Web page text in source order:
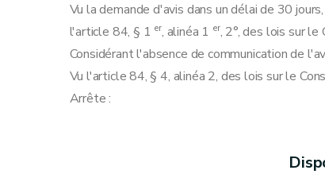
Vu la demande d'avis dans un délai de 30
l'article 84, § 1 er, alinéa 1 er, 2°, des lois sur
Considérant l'absence de communication de
Vu l'article 84, § 4, alinéa 2, des lois sur le
Arrête :